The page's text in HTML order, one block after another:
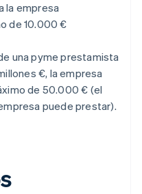
la empresa
de 10.000 €
una pyme prestamista
€, la empresa
de 50.000 € (el
puede prestar).